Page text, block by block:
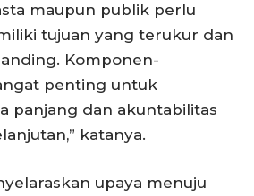
maupun publik perlu
tujuan yang terukur dan
Komponen-
penting untuk
panjang dan akuntabilitas
katanya.
upaya menuju